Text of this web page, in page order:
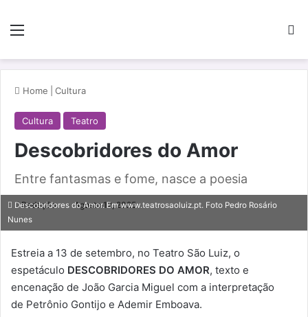
Menu
Home Cultura
Cultura Teatro
Descobridores do Amor
Entre fantasmas e fome, nasce a poesia
Redação Agosto 12, 2025
Descobridores do Amor. Em www.teatrosaoluiz.pt. Foto Pedro Rosário
Nunes
Estreia a 13 de setembro, no Teatro São Luiz, o
espetáculo DESCOBRIDORES DO AMOR, texto e
encenação de João Garcia Miguel com a interpretação
de Petrônio Gontijo e Ademir Emboava.